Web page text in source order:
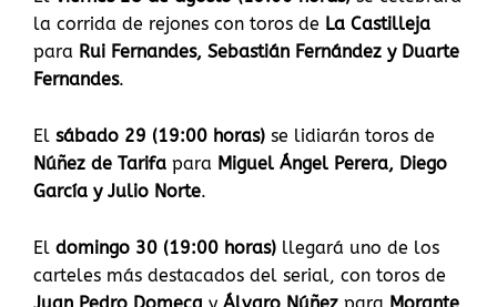
la corrida de rejones con toros de La Castilleja
para Rui Fernandes, Sebastián Fernández y Duarte
Fernandes.
El sábado 29 (19:00 horas) se lidiarán toros de
Núñez de Tarifa para Miguel Ángel Perera, Diego
García y Julio Norte.
El domingo 30 (19:00 horas) llegará uno de los
carteles más destacados del serial, con toros de